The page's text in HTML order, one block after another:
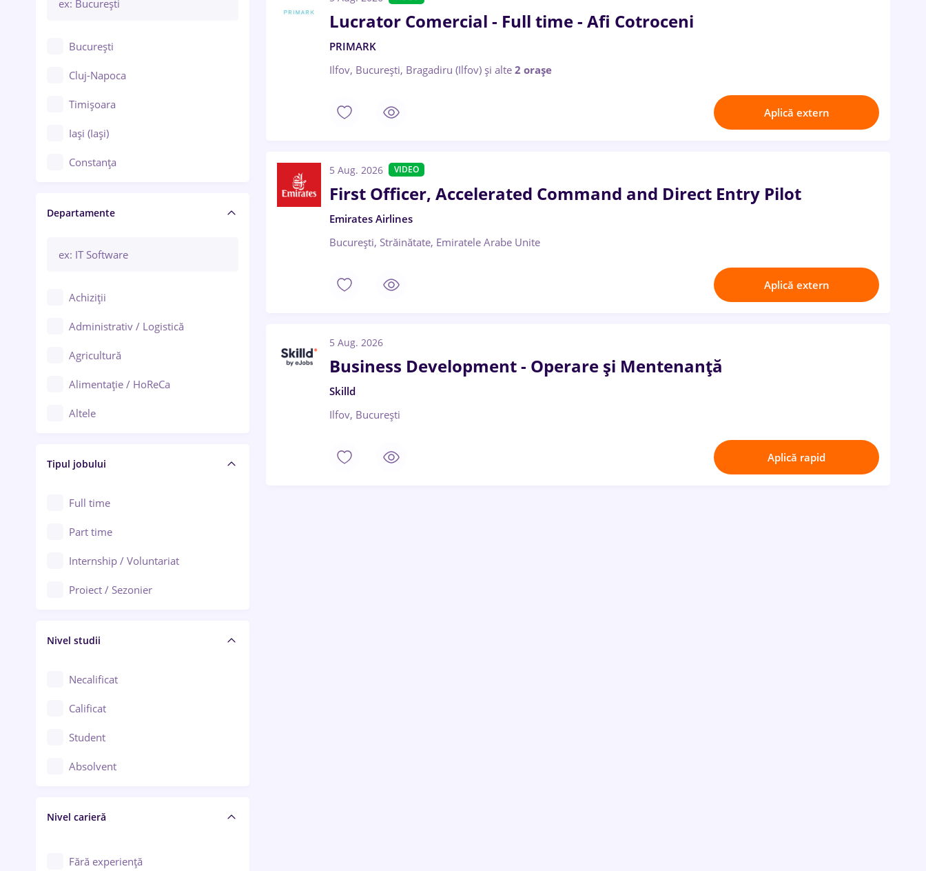
București
Cluj-Napoca
Timișoara
Iași (Iași)
Constanța
Brașov
Bacău
Galați (Galați)
Ploiești
Arad
Baia Mare
Bârlad
Bistrița (Bistrița-Năsăud)
Departamente
Achiziții
Administrativ / Logistică
Agricultură
Alimentație / HoReCa
Altele
Asigurări
Au pair / Babysitter / Curățenie
Audit / Consultanță
Auto / Echipamente
Automatizări
Cercetare - dezvoltare
Chimie / Biochimie
Confecții / Design vestimentar
Construcții / Instalații
Controlul calității
Educație / Training / Arte
Tipul jobului
Full time
Part time
Internship / Voluntariat
Proiect / Sezonier
Nivel studii
Necalificat
Calificat
Student
Absolvent
Nivel carieră
Fără experiență
Lucrator Comercial - Full time - Afi Cotroceni
PRIMARK
Ilfov, București, Bragadiru (Ilfov) și alte 2 orașe
Aplică extern
5 Aug. 2026 VIDEO
First Officer, Accelerated Command and Direct Entry Pilot
Emirates Airlines
București, Străinătate, Emiratele Arabe Unite
Aplică extern
5 Aug. 2026
Business Development - Operare și Mentenanță
Skilld
Ilfov, București
Aplică rapid